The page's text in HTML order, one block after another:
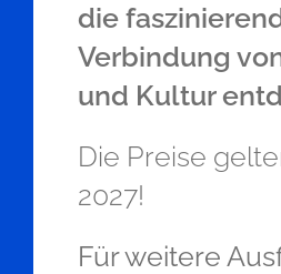
die
Verbindung
und Kultur
Die Preise
2027!
Für weitere